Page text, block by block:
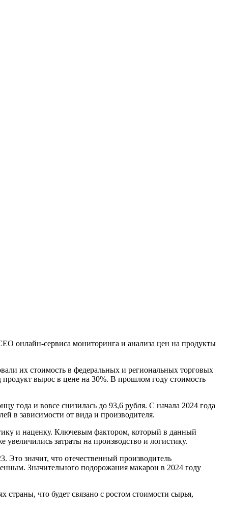
онлайн-сервиса мониторинга и анализа цен на продукты
их стоимость в федеральных и региональных торговых
продукт вырос в цене на 30%. В прошлом году стоимость
года и вовсе снизилась до 93,6 рубля. С начала 2024 года
в зависимости от вида и производителя.
и наценку. Ключевым фактором, который в данный
затраты на производство и логистику.
Это значит, что отечественный производитель
Значительного подорожания макарон в 2024 году
что будет связано с ростом стоимости сырья,